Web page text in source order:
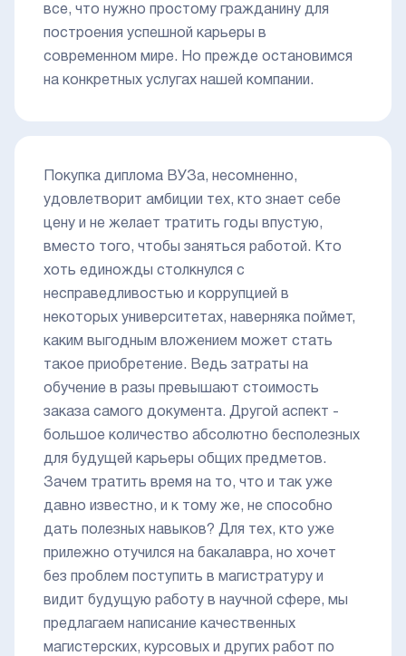
все, что нужно простому гражданину для
построения успешной карьеры в
современном мире. Но прежде остановимся
на конкретных услугах нашей компании.
Покупка диплома ВУЗа, несомненно,
удовлетворит амбиции тех, кто знает себе
цену и не желает тратить годы впустую,
вместо того, чтобы заняться работой. Кто
хоть единожды столкнулся с
несправедливостью и коррупцией в
некоторых университетах, наверняка поймет,
каким выгодным вложением может стать
такое приобретение. Ведь затраты на
обучение в разы превышают стоимость
заказа самого документа. Другой аспект -
большое количество абсолютно бесполезных
для будущей карьеры общих предметов.
Зачем тратить время на то, что и так уже
давно известно, и к тому же, не способно
дать полезных навыков? Для тех, кто уже
прилежно отучился на бакалавра, но хочет
без проблем поступить в магистратуру и
видит будущую работу в научной сфере, мы
предлагаем написание качественных
магистерских, курсовых и других работ по